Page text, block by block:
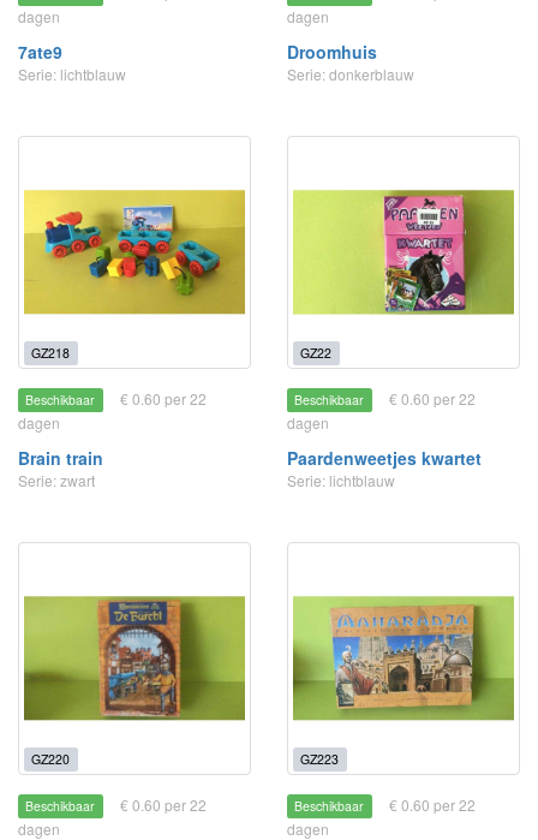
dagen
7ate9
Serie: lichtblauw
dagen
Droomhuis
Serie: donkerblauw
GZ218
Beschikbaar
€ 0.60 per 22
dagen
Brain train
Serie: zwart
GZ22
Beschikbaar
€ 0.60 per 22
dagen
Paardenweetjes kwartet
Serie: lichtblauw
GZ220
Beschikbaar
€ 0.60 per 22
dagen
GZ223
Beschikbaar
€ 0.60 per 22
dagen